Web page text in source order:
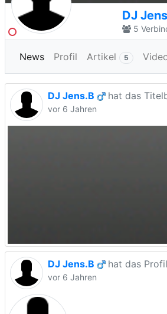
DJ
5
News Profil Artikel 5
DJ Jens.B hat das
vor 6 Jahren
DJ Jens.B hat das
vor 6 Jahren